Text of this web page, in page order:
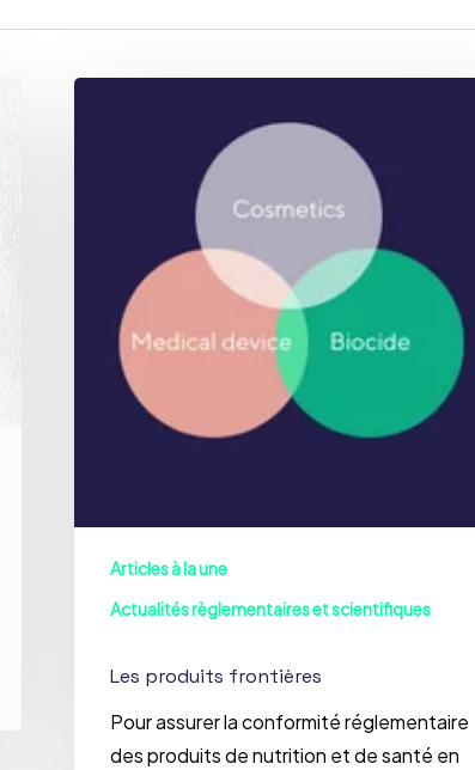
toxicologique
Reg&Co
Nouveaux ingrédients
Articles à la une
Actualités règlementaires et scientifiques
Les produits frontières
Pour assurer la conformité réglementaire
des produits de nutrition et de santé en